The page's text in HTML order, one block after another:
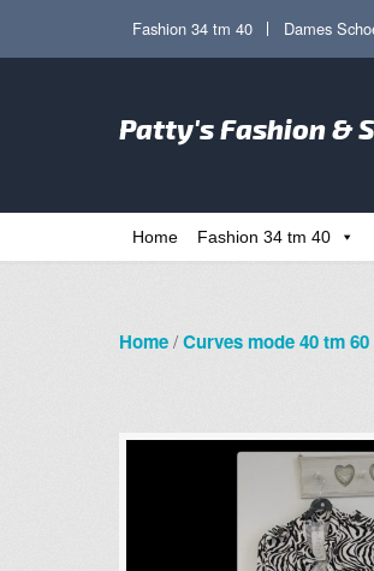
Ga
navigatie
Ga
de
inhoud
Fashion 34 tm 40 Dames
Patty's Fashion &
Home Fashion 34 tm 40
Home/Curves mode 40 tm 60